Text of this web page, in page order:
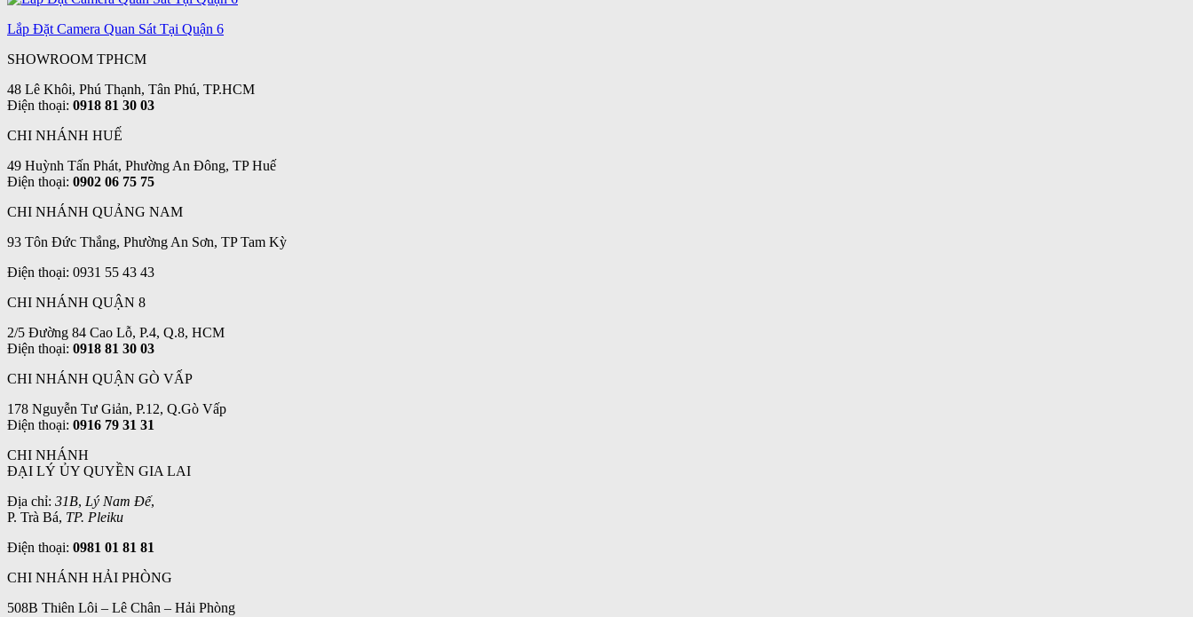
Lắp Đặt Camera Quan Sát Tại Quận 6
SHOWROOM TPHCM
48 Lê Khôi, Phú Thạnh, Tân Phú, TP.HCM
Điện thoại: 0918 81 30 03
CHI NHÁNH HUẾ
49 Huỳnh Tấn Phát, Phường An Đông, TP Huế
Điện thoại: 0902 06 75 75
CHI NHÁNH QUẢNG NAM
93 Tôn Đức Thắng, Phường An Sơn, TP Tam Kỳ
Điện thoại: 0931 55 43 43
CHI NHÁNH QUẬN 8
2/5 Đường 84 Cao Lỗ, P.4, Q.8, HCM
Điện thoại: 0918 81 30 03
CHI NHÁNH QUẬN GÒ VẤP
178 Nguyễn Tư Giản, P.12, Q.Gò Vấp
Điện thoại: 0916 79 31 31
CHI NHÁNH
ĐẠI LÝ ỦY QUYỀN GIA LAI
Địa chỉ: 31B, Lý Nam Đế,
P. Trà Bá, TP. Pleiku
Điện thoại: 0981 01 81 81
CHI NHÁNH HẢI PHÒNG
508B Thiên Lôi – Lê Chân – Hải Phòng